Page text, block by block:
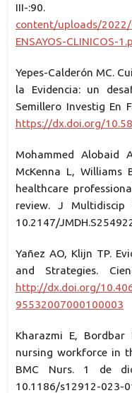
III-:90.
content/uploads/2022/
ENSAYOS-CLINICOS-
Yepes-Calderón MC.
la Evidencia: un
Semillero Investig En
https://dx.doi.org/
Mohammed Alobaid
McKenna L, Williams
healthcare
review. J Multidiscip
10.2147/
Yañez AO, Klijn TP.
and Strategies.
http://dx.doi.org/
95532007000100003
Kharazmi E,
nursing workforce in
BMC Nurs. 1 de
10.1186/s12912-023-